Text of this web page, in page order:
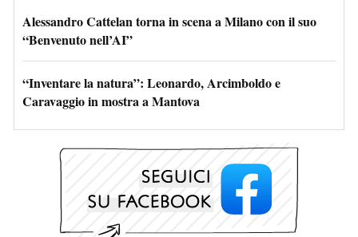
Alessandro Cattelan torna in scena a Milano con il suo
“Benvenuto nell’AI”
“Inventare la natura”: Leonardo, Arcimboldo e
Caravaggio in mostra a Mantova